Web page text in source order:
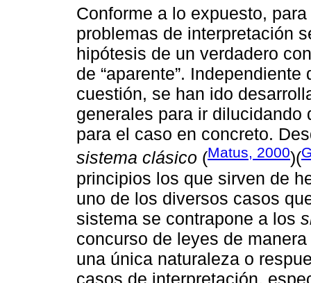
Conforme a lo expuesto,
problemas de interpretación
hipótesis de un verdadero
de “aparente”.
cuestión, se han ido
generales para ir
para el caso en concreto.
sistema clásico (Matus, 2000)(
principios los que sirven de
uno de los diversos casos
sistema se contrapone a los
concurso de leyes de
una única naturaleza o
casos de interpretación,